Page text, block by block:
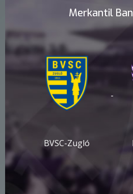
Merkantil
BVSC-Zugló
-